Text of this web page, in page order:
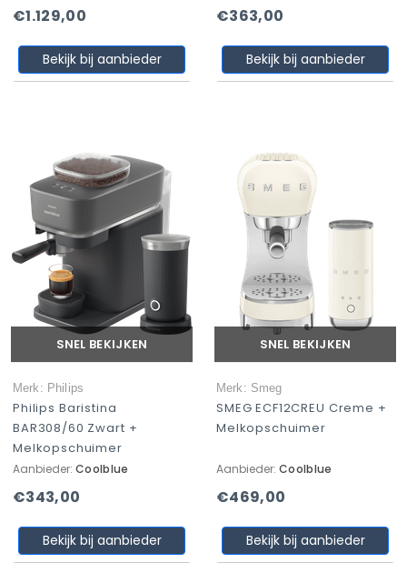
€1.129,00
Bekijk bij aanbieder
€363,00
Bekijk bij aanbieder
SNEL BEKIJKEN
Merk: Philips
Philips Baristina
BAR308/60 Zwart +
Melkopschuimer
Aanbieder: Coolblue
€343,00
Bekijk bij aanbieder
SNEL BEKIJKEN
Merk: Smeg
SMEG ECF12CREU Creme +
Melkopschuimer
Aanbieder: Coolblue
€469,00
Bekijk bij aanbieder